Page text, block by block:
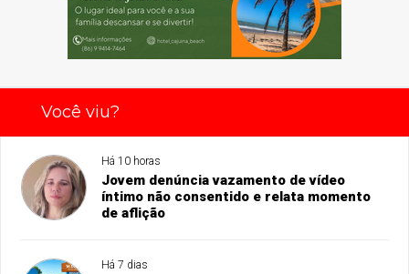
Você viu?
Há 10 horas
Jovem denúncia vazamento de vídeo
íntimo não consentido e relata momento
de aflição
Há 7 dias